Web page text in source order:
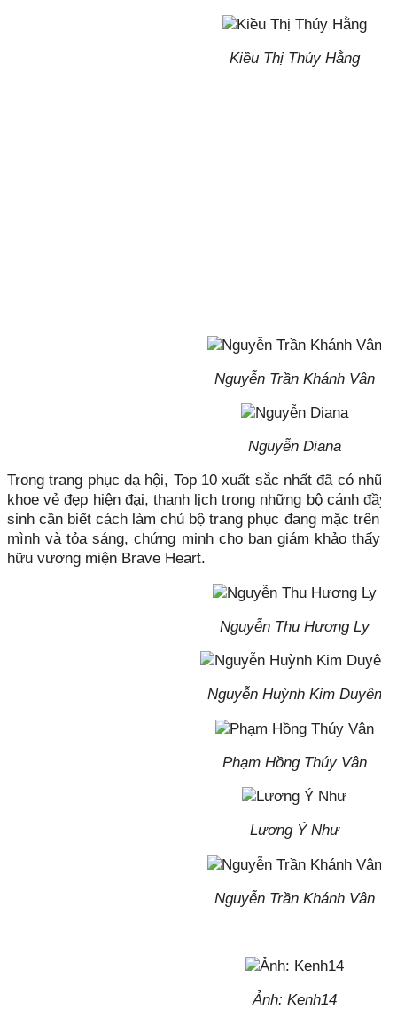
Kiều Thị Thúy Hằng
Nguyễn Trần Khánh Vân
Nguyễn Diana
Trong trang phục dạ hội, Top 10 xuất sắc nhất đã có
khoe vẻ đẹp hiện đại, thanh lịch trong những bộ cánh
sinh cần biết cách làm chủ bộ trang phục đang mặc trên
mình và tỏa sáng, chứng minh cho ban giám khảo thấy
hữu vương miện Brave Heart.
Nguyễn Thu Hương Ly
Nguyễn Huỳnh Kim Duyên
Phạm Hồng Thúy Vân
Lương Ý Như
Nguyễn Trần Khánh Vân
Ảnh: Kenh14